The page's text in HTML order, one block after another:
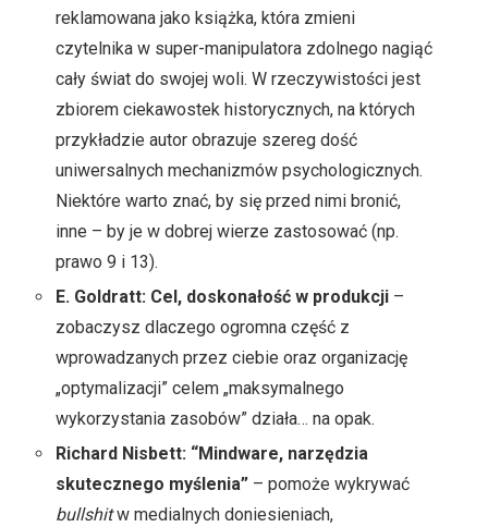
reklamowana jako książka, która zmieni
czytelnika w super-manipulatora zdolnego nagiąć
cały świat do swojej woli. W rzeczywistości jest
zbiorem ciekawostek historycznych, na których
przykładzie autor obrazuje szereg dość
uniwersalnych mechanizmów psychologicznych.
Niektóre warto znać, by się przed nimi bronić,
inne – by je w dobrej wierze zastosować (np.
prawo 9 i 13).
E. Goldratt: Cel, doskonałość w produkcji –
zobaczysz dlaczego ogromna część z
wprowadzanych przez ciebie oraz organizację
„optymalizacji” celem „maksymalnego
wykorzystania zasobów” działa… na opak.
Richard Nisbett: “Mindware, narzędzia
skutecznego myślenia” – pomoże wykrywać
bullshitw medialnych doniesieniach,